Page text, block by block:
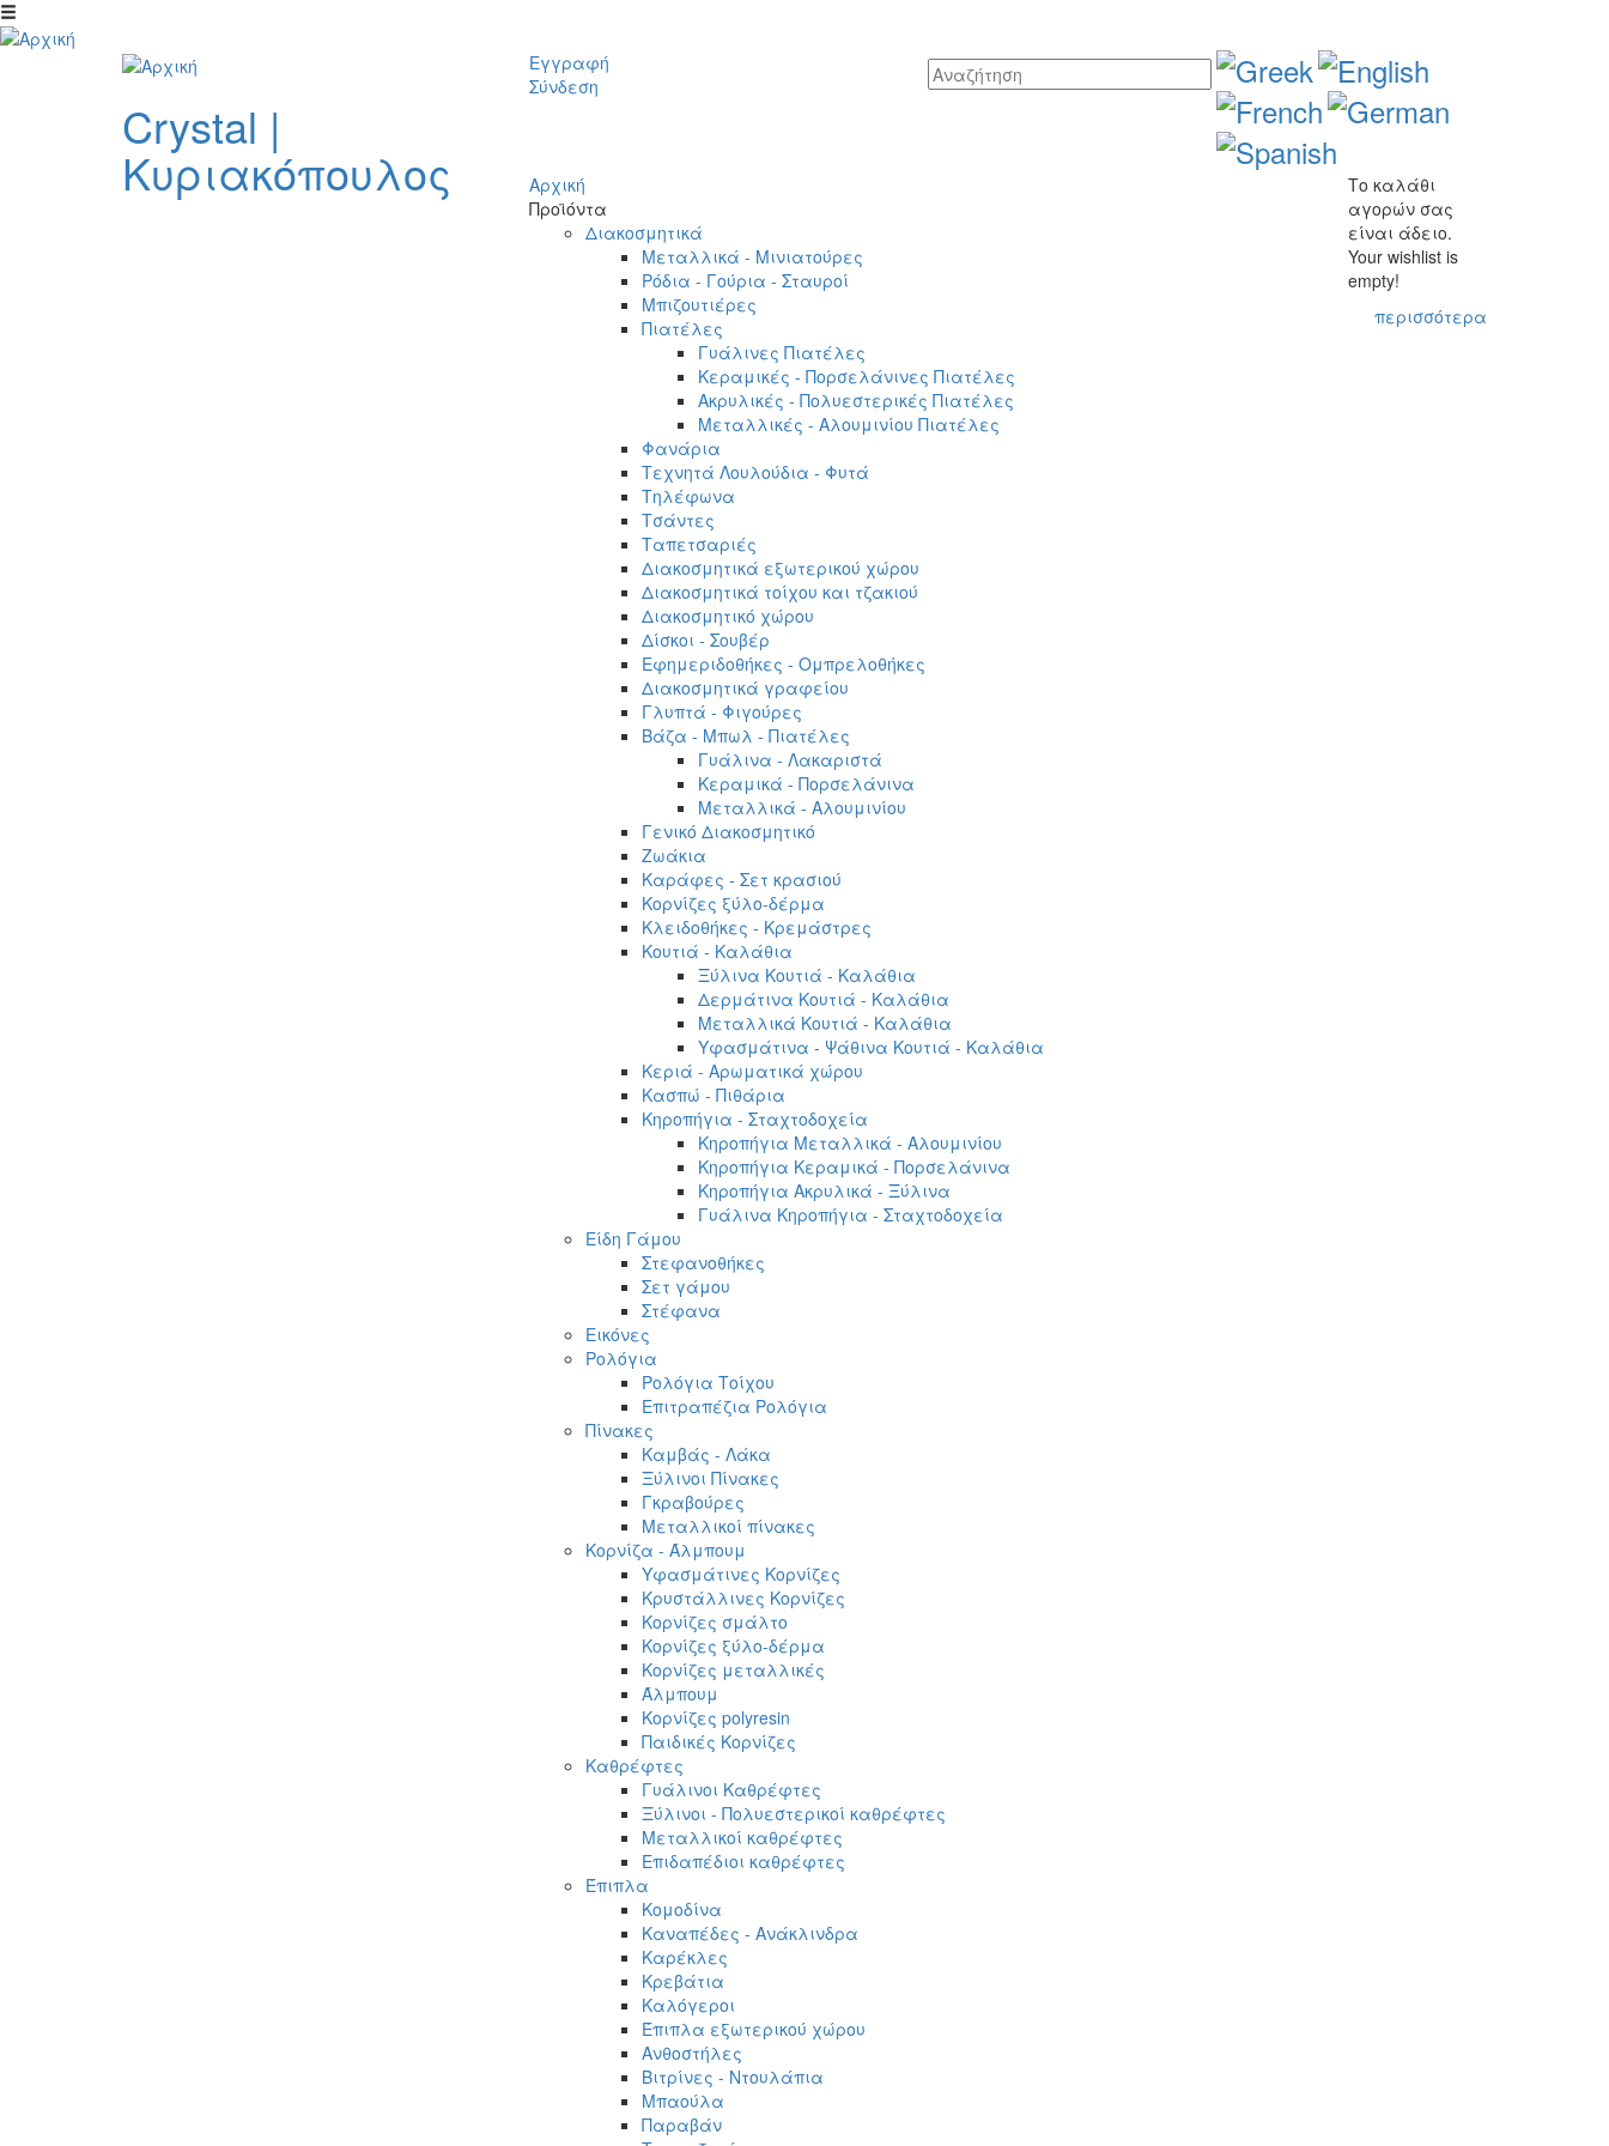
Παράκαμψη προς το κυρίως περιεχόμενο
Crystal |
Κυριακόπουλος
Εγγραφή
Σύνδεση
Αρχική
Προϊόντα
Διακοσμητικά
Μεταλλικά - Μινιατούρες
Ρόδια - Γούρια - Σταυροί
Μπιζουτιέρες
Πιατέλες
Γυάλινες Πιατέλες
Κεραμικές - Πορσελάνινες Πιατέλες
Ακρυλικές - Πολυεστερικές Πιατέλες
Μεταλλικές - Αλουμινίου Πιατέλες
Φανάρια
Τεχνητά Λουλούδια - Φυτά
Τηλέφωνα
Τσάντες
Ταπετσαριές
Διακοσμητικά εξωτερικού χώρου
Διακοσμητικά τοίχου και τζακιού
Διακοσμητικό χώρου
Δίσκοι - Σουβέρ
Εφημεριδοθήκες - Ομπρελοθήκες
Διακοσμητικά γραφείου
Γλυπτά - Φιγούρες
Βάζα - Μπωλ - Πιατέλες
Γυάλινα - Λακαριστά
Κεραμικά - Πορσελάνινα
Μεταλλικά - Αλουμινίου
Γενικό Διακοσμητικό
Ζωάκια
Καράφες - Σετ κρασιού
Κορνίζες ξύλο-δέρμα
Κλειδοθήκες - Κρεμάστρες
Κουτιά - Καλάθια
Ξύλινα Κουτιά - Καλάθια
Δερμάτινα Κουτιά - Καλάθια
Μεταλλικά Κουτιά - Καλάθια
Υφασμάτινα - Ψάθινα Κουτιά - Καλάθια
Κεριά - Αρωματικά χώρου
Κασπώ - Πιθάρια
Κηροπήγια - Σταχτοδοχεία
Κηροπήγια Μεταλλικά - Αλουμινίου
Κηροπήγια Κεραμικά - Πορσελάνινα
Κηροπήγια Ακρυλικά - Ξύλινα
Γυάλινα Κηροπήγια - Σταχτοδοχεία
Είδη Γάμου
Στεφανοθήκες
Σετ γάμου
Στέφανα
Εικόνες
Ρολόγια
Ρολόγια Τοίχου
Επιτραπέζια Ρολόγια
Πίνακες
Καμβάς - Λάκα
Ξύλινοι Πίνακες
Γκραβούρες
Μεταλλικοί πίνακες
Κορνίζα - Άλμπουμ
Υφασμάτινες Κορνίζες
Κρυστάλλινες Κορνίζες
Κορνίζες σμάλτο
Κορνίζες ξύλο-δέρμα
Κορνίζες μεταλλικές
Άλμπουμ
Κορνίζες polyresin
Παιδικές Κορνίζες
Καθρέφτες
Γυάλινοι Καθρέφτες
Ξύλινοι - Πολυεστερικοί καθρέφτες
Μεταλλικοί καθρέφτες
Επιδαπέδιοι καθρέφτες
Έπιπλα
Κομοδίνα
Καναπέδες - Ανάκλινδρα
Καρέκλες
Κρεβάτια
Καλόγεροι
Έπιπλα εξωτερικού χώρου
Ανθοστήλες
Βιτρίνες - Ντουλάπια
Μπαούλα
Παραβάν
Το καλάθι
αγορών σας
είναι άδειο.
Your wishlist is
empty!
περισσότερα